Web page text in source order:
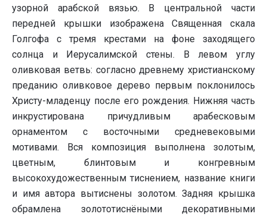
узорной арабской вязью. В центральной части
передней крышки изображена Священная скала
Голгофа с тремя крестами на фоне заходящего
солнца и Иерусалимской стены. В левом углу
оливковая ветвь: согласно древнему христианскому
преданию оливковое дерево первым поклонилось
Христу-младенцу после его рождения. Нижняя часть
инкрустирована причудливым арабесковым
орнаментом с восточными средневековыми
мотивами. Вся композиция выполнена золотым,
цветным, блинтовым и конгревным
высокохудожественным тиснением, название книги
и имя автора вытиснены золотом. Задняя крышка
обрамлена золототиснёными декоративными